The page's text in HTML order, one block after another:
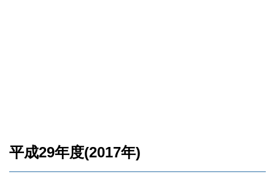
平成29年度(2017年)